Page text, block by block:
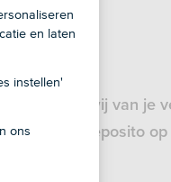
ook wat wij van je
Keuzedeposito
en laten
instellen'
ons